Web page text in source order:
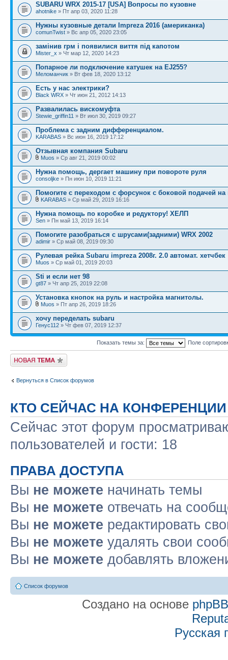
SUBARU WRX 2015-17 [USA] Вопросы по кузовне
ahotnike » Пт апр 03, 2020 11:28
Нужны кузовные детали Impreza 2016 (американка)
comunTwist » Вс апр 05, 2020 23:05
замінив грм і появилися виття під капотом
Mister_x » Чт мар 12, 2020 14:23
Попарное ли подключение катушек на EJ255?
Меломанчик » Вт фев 18, 2020 13:12
Есть у нас электрики?
Black WRX » Чт июн 21, 2012 14:13
Развалилась вискомуфта
Stewie_griffin11 » Вт июл 30, 2019 09:27
Проблема с задним дифференциалом.
KARABAS » Вс июн 16, 2019 17:12
Отзывная компания Subaru
Muos » Ср авг 21, 2019 00:02
Нужна помощь, дергает машину при повороте руля
consoljke » Пн июн 10, 2019 11:21
Помогите с переходом с форсунок с боковой подачей
KARABAS » Ср май 29, 2019 16:16
Нужна помощь по коробке и редуктору! ХЕЛП
Sen » Пн май 13, 2019 16:14
Помогите разобраться с шрусами(задними) WRX 2002
adimir » Ср май 08, 2019 09:30
Рулевая рейка Subaru impreza 2008г. 2.0 автомат. хетчбек
Muos » Ср май 01, 2019 20:03
Sti и если нет 98
gt87 » Чт апр 25, 2019 22:08
Установка кнопок на руль и настройка магнитолы.
Muos » Пт апр 26, 2019 18:26
хочу переделать subaru
Генус112 » Чт фев 07, 2019 12:37
Показать темы за: Поле
Новая тема
Вернуться в Список форумов
КТО СЕЙЧАС НА КОНФЕРЕНЦИИ
Сейчас этот форум
пользователей и гости: 18
ПРАВА ДОСТУПА
Вы не можете начинать темы
Вы не можете отвечать на
Вы не можете редактировать
Вы не можете удалять свои
Вы не можете добавлять
Список форумов
Создано на основе phpBB
Русская